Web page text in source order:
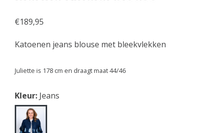
€189,95
Katoenen jeans blouse met bleekvlekken
Juliette is 178 cm en draagt maat 44/46
Kleur: Jeans